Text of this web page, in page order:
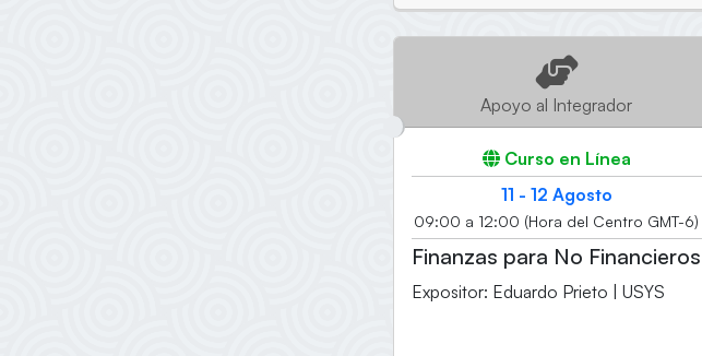
Apoyo al Integrador
Curso en Línea
11 - 12 Agosto
09:00 a 12:00 (Hora del Centro GMT-6)
Finanzas para No Financieros
Expositor: Eduardo Prieto | USYS